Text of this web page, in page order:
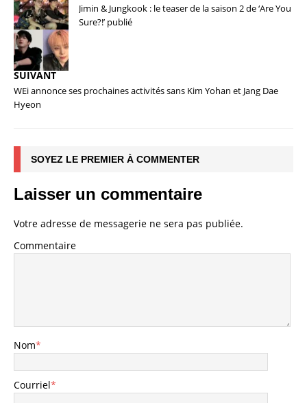
Jimin & Jungkook : le teaser de la saison 2 de ‘Are You
Sure?!’ publié
SUIVANT
WEi annonce ses prochaines activités sans Kim Yohan et Jang Dae
Hyeon
SOYEZ LE PREMIER À COMMENTER
Laisser un commentaire
Votre adresse de messagerie ne sera pas publiée.
Commentaire
Nom*
Courriel*